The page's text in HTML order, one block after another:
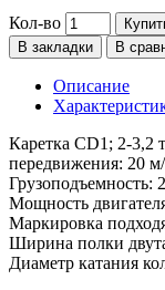
Кол-во
В закладки
В
Описание
Каретка CD1; 2-3,2
передвижения: 20
Грузоподъемность:
Мощность
Маркировка
Ширина полки
Диаметр катания